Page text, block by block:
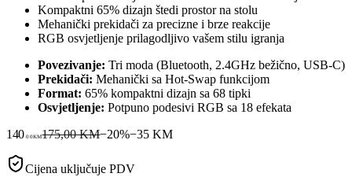
Kompaktni 65% dizajn štedi prostor na stolu
Mehanički prekidači za precizne i brze reakcije
RGB osvjetljenje prilagodljivo vašem stilu igranja
Povezivanje: Tri moda (Bluetooth, 2.4GHz bežično, USB-C)
Prekidači: Mehanički sa Hot-Swap funkcijom
Format: 65% kompaktni dizajn sa 68 tipki
Osvjetljenje: Potpuno podesivi RGB sa 18 efekata
140 00KM175,00 KM−20%−35 KM
Cijena uključuje PDV